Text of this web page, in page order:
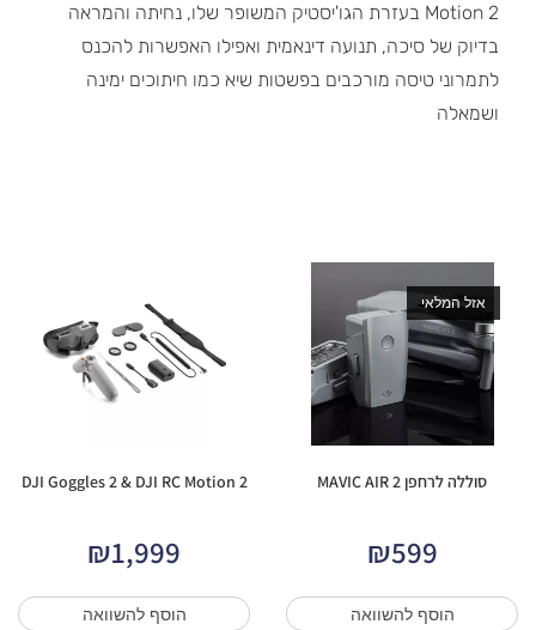
Motion 2 בעזרת הגו'יסטיק המשופר שלו, נחיתה והמראה
בדיוק של סיכה, תנועה דינאמית ואפילו האפשרות להכנס
לתמרוני טיסה מורכבים בפשטות שיא כמו חיתוכים ימינה
ושמאלה
אזל המלאי
סוללה לרחפן MAVIC AIR 2
₪599
הוסף להשוואה
DJI Goggles 2 & DJI RC Motion 2
₪1,999
הוסף להשוואה